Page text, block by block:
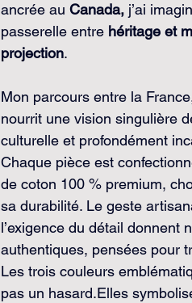
ancrée au Canada, j’ai
passerelle entre héritage et
projection.
Mon parcours entre la
nourrit une vision singulière
culturelle et profondément
Chaque pièce est
de coton 100 % premium,
sa durabilité. Le geste
l’exigence du détail donnent
authentiques, pensées pour
Les trois couleurs
pas un hasard.Elles